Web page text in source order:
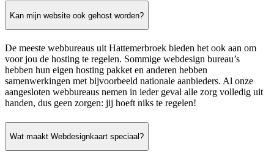
Kan mijn website ook gehost worden?
De meeste webbureaus uit Hattemerbroek bieden het ook aan om
voor jou de hosting te regelen. Sommige webdesign bureau’s
hebben hun eigen hosting pakket en anderen hebben
samenwerkingen met bijvoorbeeld nationale aanbieders. Al onze
aangesloten webbureaus nemen in ieder geval alle zorg volledig uit
handen, dus geen zorgen: jij hoeft niks te regelen!
Wat maakt Webdesignkaart speciaal?